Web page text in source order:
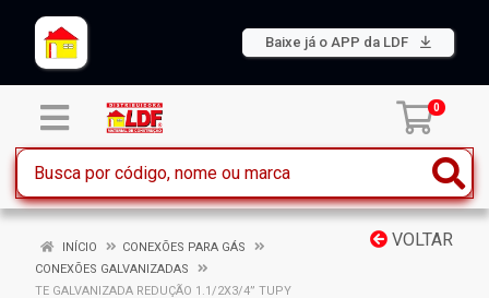
Baixe já o APP da LDF
0
VOLTAR
INÍCIO
CONEXÕES PARA GÁS
CONEXÕES GALVANIZADAS
TE GALVANIZADA REDUÇÃO 1.1/2X3/4” TUPY